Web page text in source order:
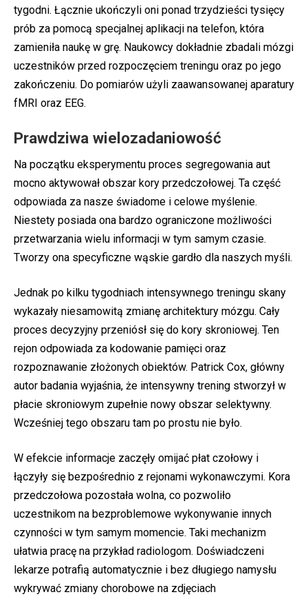
tygodni. Łącznie ukończyli oni ponad trzydzieści tysięcy
prób za pomocą specjalnej aplikacji na telefon, która
zamieniła naukę w grę. Naukowcy dokładnie zbadali mózgi
uczestników przed rozpoczęciem treningu oraz po jego
zakończeniu. Do pomiarów użyli zaawansowanej aparatury
fMRI oraz EEG.
Prawdziwa wielozadaniowość
Na początku eksperymentu proces segregowania aut
mocno aktywował obszar kory przedczołowej. Ta część
odpowiada za nasze świadome i celowe myślenie.
Niestety posiada ona bardzo ograniczone możliwości
przetwarzania wielu informacji w tym samym czasie.
Tworzy ona specyficzne wąskie gardło dla naszych myśli.
Jednak po kilku tygodniach intensywnego treningu skany
wykazały niesamowitą zmianę architektury mózgu. Cały
proces decyzyjny przeniósł się do kory skroniowej. Ten
rejon odpowiada za kodowanie pamięci oraz
rozpoznawanie złożonych obiektów. Patrick Cox, główny
autor badania wyjaśnia, że intensywny trening stworzył w
płacie skroniowym zupełnie nowy obszar selektywny.
Wcześniej tego obszaru tam po prostu nie było.
W efekcie informacje zaczęły omijać płat czołowy i
łączyły się bezpośrednio z rejonami wykonawczymi. Kora
przedczołowa pozostała wolna, co pozwoliło
uczestnikom na bezproblemowe wykonywanie innych
czynności w tym samym momencie. Taki mechanizm
ułatwia pracę na przykład radiologom. Doświadczeni
lekarze potrafią automatycznie i bez długiego namysłu
wykrywać zmiany chorobowe na zdjęciach